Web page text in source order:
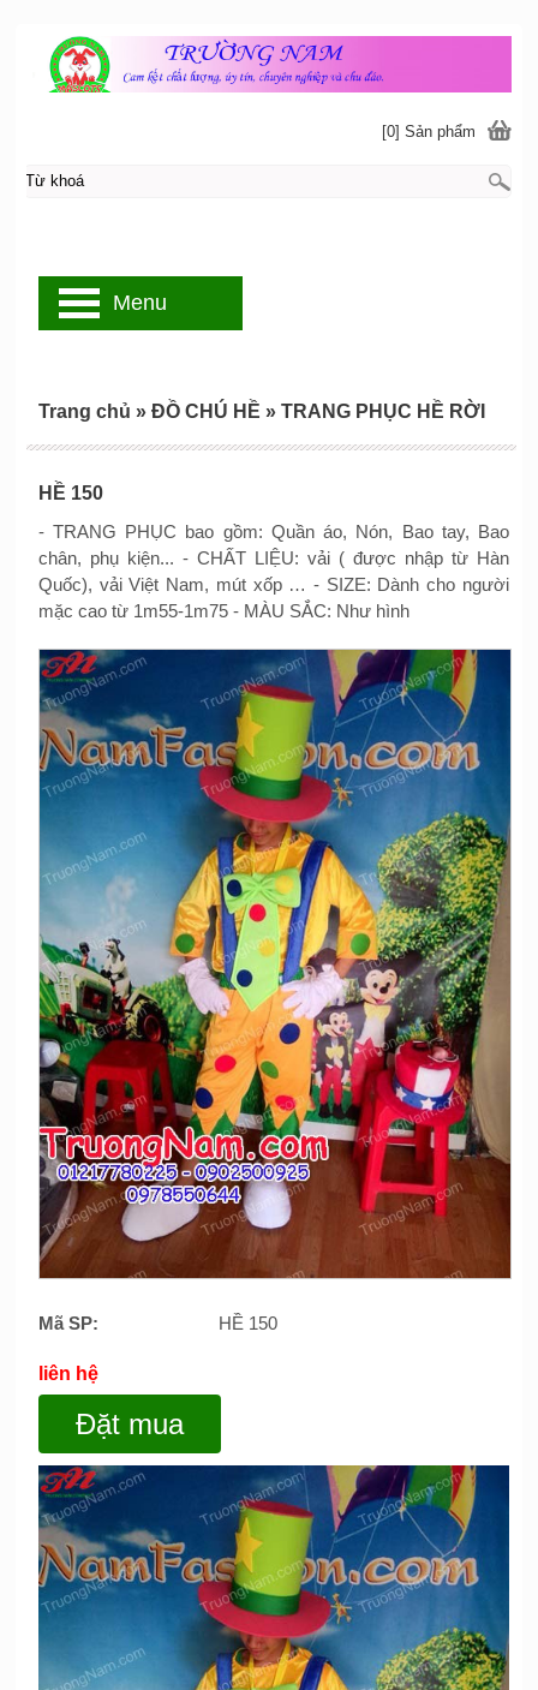
HỀ 150
- TRANG PHỤC bao gồm: Quần áo, Nón, Bao tay, Bao
chân, phụ kiện... - CHẤT LIỆU: vải ( được nhập từ Hàn
Quốc), vải Việt Nam, mút xốp … - SIZE: Dành cho người
mặc cao từ 1m55-1m75 - MÀU SẮC: Như hình
Mã SP: HỀ 150
liên hệ
Đặt mua
Trang chủ » ĐỒ CHÚ HỀ » TRANG PHỤC HỀ RỜI
[0] Sản phẩm
Menu